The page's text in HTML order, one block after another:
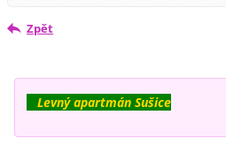
Zpět
Levný apartmán Sušice